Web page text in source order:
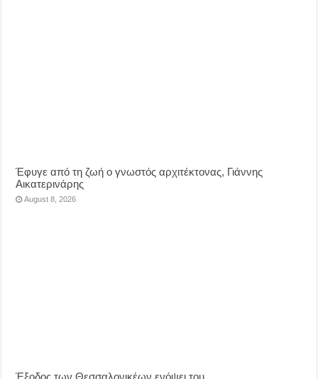
Έφυγε από τη ζωή ο γνωστός αρχιτέκτονας, Γιάννης
Αικατερινάρης
August 8, 2026
Έξοδος των Θεσσαλονικέων ενόψει του